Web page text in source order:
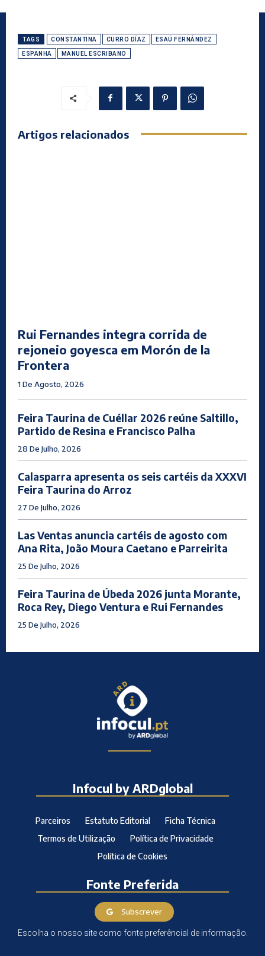
TAGS CONSTANTINA CURRO DÍAZ ESAÚ FERNÁNDEZ
ESPANHA MANUEL ESCRIBANO
Artigos relacionados
Rui Fernandes integra corrida de
rejoneio goyesca em Morón de la
Frontera
1 De Agosto, 2026
Feira Taurina de Cuéllar 2026 reúne Saltillo,
Partido de Resina e Francisco Palha
28 De Julho, 2026
Calasparra apresenta os seis cartéis da XXXVI
Feira Taurina do Arroz
27 De Julho, 2026
Las Ventas anuncia cartéis de agosto com
Ana Rita, João Moura Caetano e Parreirita
25 De Julho, 2026
Feira Taurina de Úbeda 2026 junta Morante,
Roca Rey, Diego Ventura e Rui Fernandes
25 De Julho, 2026
Infocul by ARDglobal
Parceiros Estatuto Editorial
Ficha Técnica
Termos de Utilização
Política de Privacidade
Política de Cookies
Fonte Preferida
Subscrever
Escolha o nosso site como fonte preferêncial de informação.